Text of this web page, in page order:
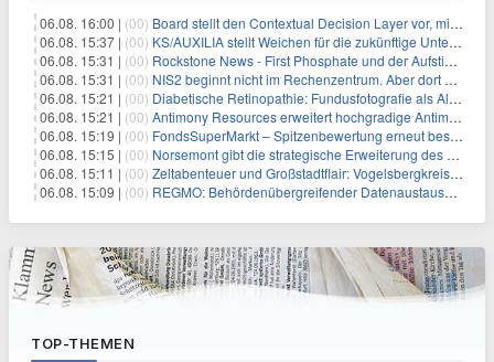
06.08. 16:00 | (00) Board stellt den Contextual Decision Layer vor, mit dem Unternehmensdaten und KI-Investitionen in intelligentere Geschäftsentscheidungen umgesetzt wer
06.08. 15:37 | (00) KS/AUXILIA stellt Weichen für die zukünftige Unternehmensführung
06.08. 15:31 | (00) Rockstone News - First Phosphate und der Aufstieg der nordamerikanischen Batterie-Unabhängigkeit: Die Entstehung des Battery Valley in Québec
06.08. 15:31 | (00) NIS2 beginnt nicht im Rechenzentrum. Aber dort endet sie auch nicht.
06.08. 15:21 | (00) Diabetische Retinopathie: Fundusfotografie als Alternative zur Ophthalmoskopie
06.08. 15:21 | (00) Antimony Resources erweitert hochgradige Antimonzone – neue Bohrergebnisse bestätigen Wachstumspotenzial
06.08. 15:19 | (00) FondsSuperMarkt – Spitzenbewertung erneut bestätigt
06.08. 15:15 | (00) Norsemont gibt die strategische Erweiterung des Konzessionspakets Choquelimpie auf 9.048 Hektar bekannt
06.08. 15:11 | (00) Zeltabenteuer und Großstadtflair: Vogelsbergkreis blickt auf zwei erfolgreiche Sommerfreizeiten zurück
06.08. 15:09 | (00) REGMO: Behördenübergreifender Datenaustausch für Millionen Bürger:innen – Teil 1
TOP-THEMEN